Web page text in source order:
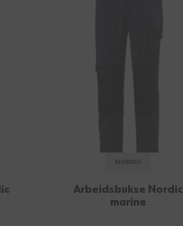
Arbeidsbukse Nordic
marine